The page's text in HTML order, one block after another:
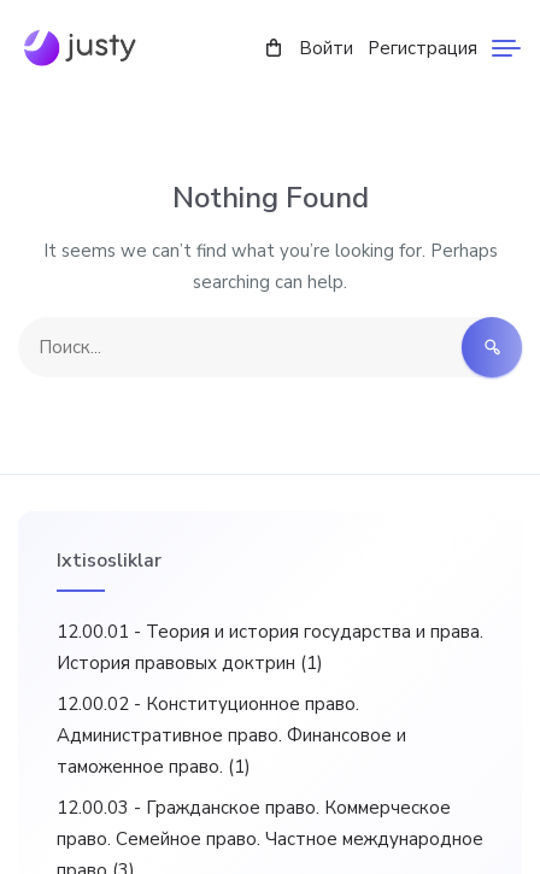
Войти Регистрация
Nothing Found
It seems we can’t find what you’re looking for. Perhaps
searching can help.
Ixtisosliklar
12.00.01 - Теория и история государства и права.
История правовых доктрин (1)
12.00.02 - Конституционное право.
Административное право. Финансовое и
таможенное право. (1)
12.00.03 - Гражданское право. Коммерческое
право. Семейное право. Частное международное